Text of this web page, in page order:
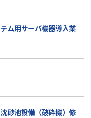
ム用サーバ機器導入業
砂池設備（破砕機）修